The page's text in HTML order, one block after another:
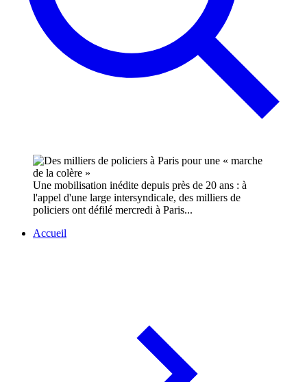
Une mobilisation inédite depuis près de 20 ans : à
l'appel d'une large intersyndicale, des milliers de
policiers ont défilé mercredi à Paris...
Accueil